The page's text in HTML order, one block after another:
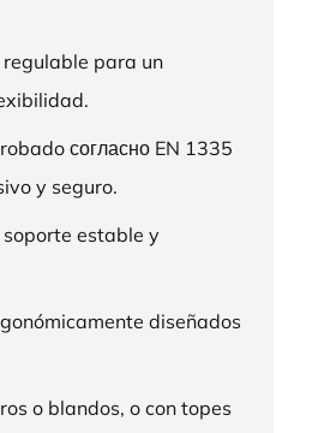
para un
согласно EN 1335
y seguro.
estable y
diseñados
o blandos, o con topes